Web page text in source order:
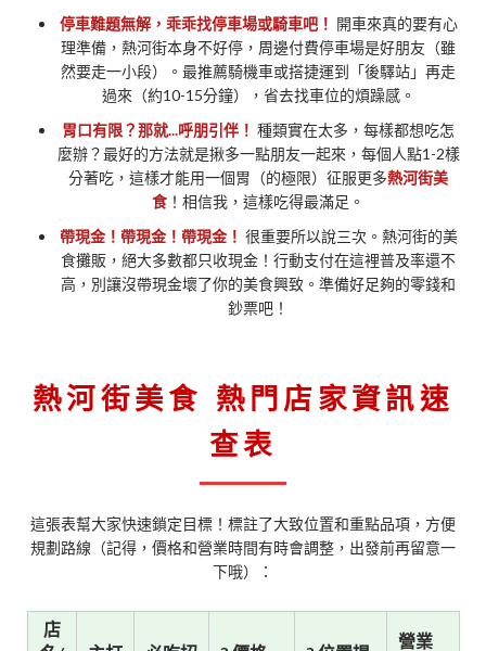
停車難題無解，乖乖找停車場或騎車吧！ 開車來真的要有心
理準備，熱河街本身不好停，周邊付費停車場是好朋友（雖
然要走一小段）。最推薦騎機車或搭捷運到「後驛站」再走
過來（約10-15分鐘），省去找車位的煩躁感。
胃口有限？那就...呼朋引伴！ 種類實在太多，每樣都想吃怎
麼辦？最好的方法就是揪多一點朋友一起來，每個人點1-2樣
分著吃，這樣才能用一個胃（的極限）征服更多熱河街美
食 ！相信我，這樣吃得最滿足。
帶現金！帶現金！帶現金！ 很重要所以說三次。熱河街的美
食攤販，絕大多數都只收現金！行動支付在這裡普及率還不
高，別讓沒帶現金壞了你的美食興致。準備好足夠的零錢和
鈔票吧！
熱河街美食 熱門店家資訊速
查表
這張表幫大家快速鎖定目標！標註了大致位置和重點品項，方便
規劃路線（記得，價格和營業時間有時會調整，出發前再留意一
下哦）：
店
營業